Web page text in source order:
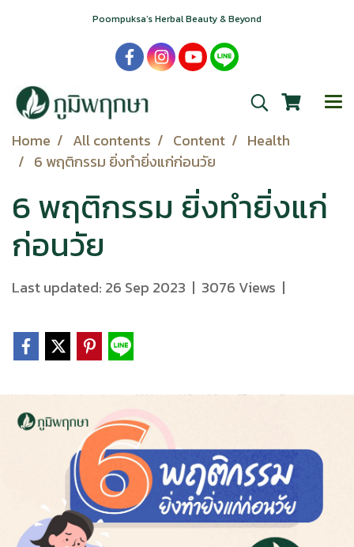
Poompuksa’s Herbal Beauty & Beyond
Home All contents Content
Health
6 พฤติกรรม ยิ่งทำยิ่งแก่ก่อนวัย
6 พฤติกรรม ยิ่งทำยิ่งแก่
ก่อนวัย
Last updated: 26 Sep 2023 | 3076 Views |